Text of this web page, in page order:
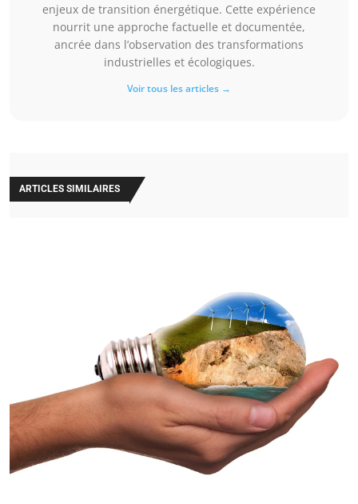
enjeux de transition énergétique. Cette expérience
nourrit une approche factuelle et documentée,
ancrée dans l’observation des transformations
industrielles et écologiques.
Voir tous les articles →
ARTICLES SIMILAIRES